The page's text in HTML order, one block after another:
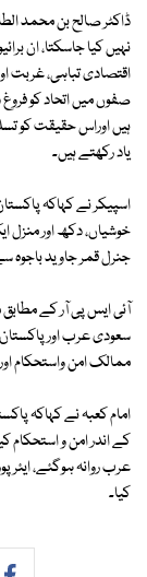
ڈاکٹر صالح بن محمد
نہیں کیا جاسکتا، ان
اقتصادی تباہی، غربت
صفوں میں اتحاد کو
ہیں اوراس حقیقت کو
یاد رکھتے ہیں۔
اسپیکر نے کہاکہ
خوشیاں، دکھ اور منزل
جنرل قمر جاوید باجوہ
آئی ایس پی آر کے
سعودی عرب اور پاکستان
ممالک امن واستحکام
امام کعبہ نے کہاکہ
کے اندر امن و استحکام
عرب روانہ ہوگئے،
کیا۔